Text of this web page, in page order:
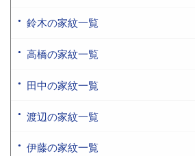
鈴木の家紋一覧
高橋の家紋一覧
田中の家紋一覧
渡辺の家紋一覧
伊藤の家紋一覧